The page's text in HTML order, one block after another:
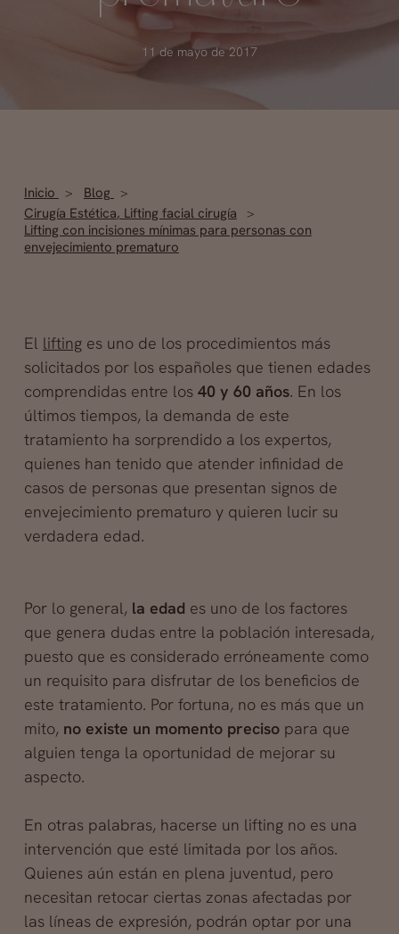
11 de mayo de 2017
Inicio
Blog
Cirugía Estética, Lifting facial cirugía
Lifting con incisiones mínimas para personas con
envejecimiento prematuro
El liftinges uno de los procedimientos más
solicitados por los españoles que tienen edades
comprendidas entre los 40 y 60 años. En los
últimos tiempos, la demanda de este
tratamiento ha sorprendido a los expertos,
quienes han tenido que atender infinidad de
casos de personas que presentan signos de
envejecimiento prematuro y quieren lucir su
verdadera edad.
Por lo general, la edad es uno de los factores
que genera dudas entre la población interesada,
puesto que es considerado erróneamente como
un requisito para disfrutar de los beneficios de
este tratamiento. Por fortuna, no es más que un
mito, no existe un momento precisopara que
alguien tenga la oportunidad de mejorar su
aspecto.
En otras palabras, hacerse un lifting no es una
intervención que esté limitada por los años.
Quienes aún están en plena juventud, pero
necesitan retocar ciertas zonas afectadas por
las líneas de expresión, podrán optar por una